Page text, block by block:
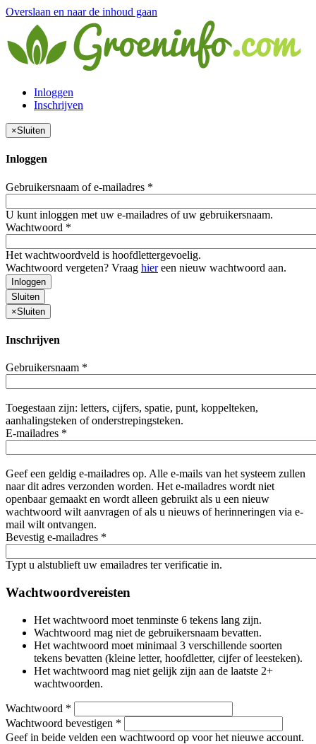
Overslaan en naar de inhoud gaan
Inloggen
Inschrijven
×Sluiten
Inloggen
Gebruikersnaam of e-mailadres *
U kunt inloggen met uw e-mailadres of uw gebruikersnaam.
Wachtwoord *
Het wachtwoordveld is hoofdlettergevoelig.
Wachtwoord vergeten? Vraag hiereen nieuw wachtwoord aan.
Inloggen
Sluiten
×Sluiten
Inschrijven
Gebruikersnaam *
Toegestaan zijn: letters, cijfers, spatie, punt, koppelteken,
aanhalingsteken of onderstrepingsteken.
E-mailadres *
Geef een geldig e-mailadres op. Alle e-mails van het systeem zullen
naar dit adres verzonden worden. Het e-mailadres wordt niet
openbaar gemaakt en wordt alleen gebruikt als u een nieuw
wachtwoord wilt aanvragen of als u nieuws of herinneringen via e-
mail wilt ontvangen.
Bevestig e-mailadres *
Typt u alstublieft uw emailadres ter verificatie in.
Wachtwoordvereisten
Het wachtwoord moet tenminste 6 tekens lang zijn.
Wachtwoord mag niet de gebruikersnaam bevatten.
Het wachtwoord moet minimaal 3 verschillende soorten
tekens bevatten (kleine letter, hoofdletter, cijfer of leesteken).
Het wachtwoord mag niet gelijk zijn aan de laatste 2+
wachtwoorden.
Wachtwoord *
Wachtwoord bevestigen *
Geef in beide velden een wachtwoord op voor het nieuwe account.